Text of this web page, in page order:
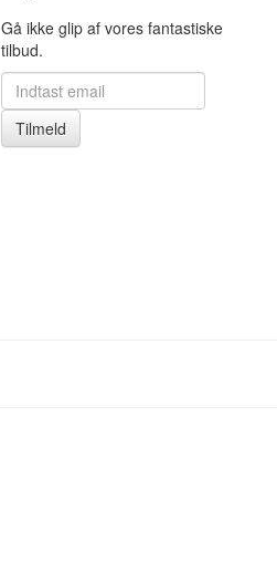
Gå ikke glip af vores fantastiske
tilbud.
Tilmeld